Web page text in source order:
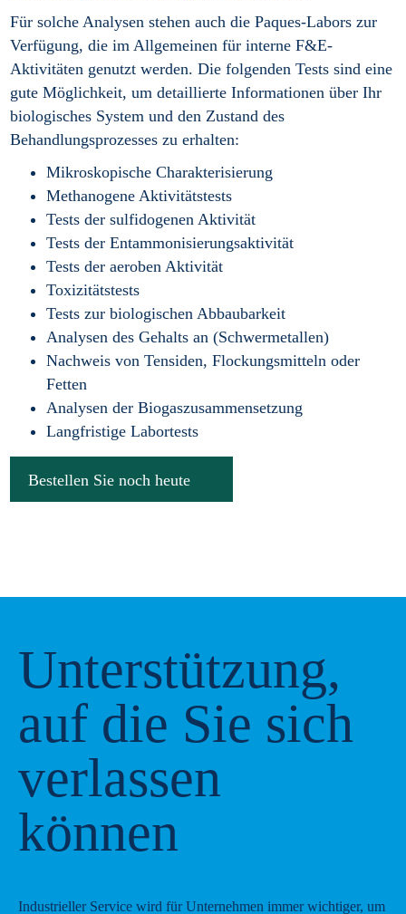
Für solche Analysen stehen auch die Paques-Labors zur
Verfügung, die im Allgemeinen für interne F&E-
Aktivitäten genutzt werden. Die folgenden Tests sind eine
gute Möglichkeit, um detaillierte Informationen über Ihr
biologisches System und den Zustand des
Behandlungsprozesses zu erhalten:
Mikroskopische Charakterisierung
Methanogene Aktivitätstests
Tests der sulfidogenen Aktivität
Tests der Entammonisierungsaktivität
Tests der aeroben Aktivität
Toxizitätstests
Tests zur biologischen Abbaubarkeit
Analysen des Gehalts an (Schwermetallen)
Nachweis von Tensiden, Flockungsmitteln oder
Fetten
Analysen der Biogaszusammensetzung
Langfristige Labortests
Bestellen Sie noch heute
Unterstützung,
auf die Sie sich
verlassen
können
Industrieller Service wird für Unternehmen immer wichtiger, um